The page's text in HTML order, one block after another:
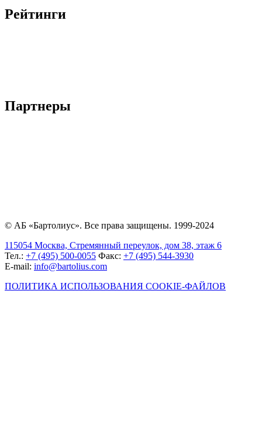
Рейтинги
Партнеры
© АБ «Бартолиус». Все права защищены. 1999-2024
115054 Москва, Стремянный переулок, дом 38, этаж 6
Тел.: +7 (495) 500-0055 Факс: +7 (495) 544-3930
E-mail: info@bartolius.com
ПОЛИТИКА ИСПОЛЬЗОВАНИЯ COOKIE-ФАЙЛОВ